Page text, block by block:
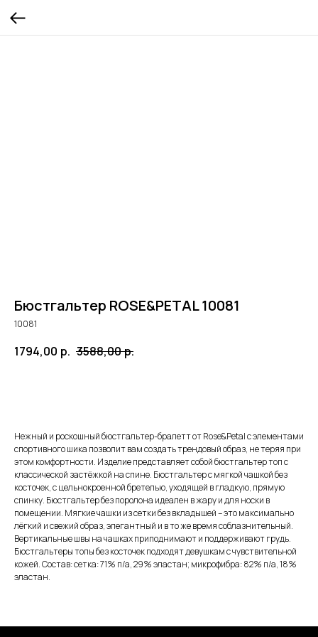
Бюстгальтер ROSE&PETAL 10081
10081
1794,00 р. 3588,00р.
Нежный и роскошный бюстгальтер-бралетт от Rose&Petal с элементами
спортивного шика позволит вам создать трендовый образ, не теряя при
этом комфортности. Изделие представляет собой бюстгальтер топ с
классической застёжкой на спине. Бюстгальтер с мягкой чашкой без
косточек, с цельнокроенной бретелью, уходящей в гладкую, прямую
спинку. Бюстгальтер без поролона идеален в жару и для носки в
помещении. Мягкие чашки из сетки без вкладышей – это максимально
лёгкий и свежий образ, элегантный и в то же время соблазнительный.
Вертикальные швы на чашках приподнимают и поддерживают грудь.
Бюстгальтеры топы без косточек подходят девушкам с чувствительной
кожей. Состав: сетка: 71% п/а, 29% эластан; микрофибра: 82% п/а, 18%
эластан.